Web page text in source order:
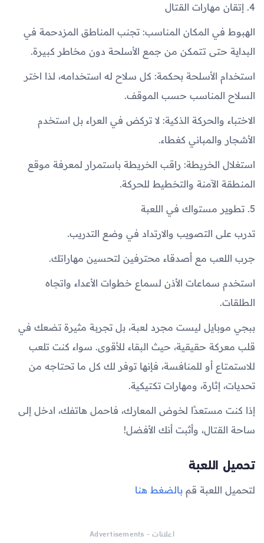
4. إتقان مهارات القتال
الهبوط في المكان المناسب: تجنب المناطق المزدحمة في
البداية حتى تتمكن من جمع الأسلحة دون مخاطر كبيرة.
استخدام الأسلحة بحكمة: كل سلاح له استخدامه، لذا اختر
السلاح المناسب حسب الموقف.
الاختباء والحركة الذكية: لا تركض في العراء بل استخدم
الأشجار والمباني كغطاء.
استغلال الخريطة: راقب الخريطة باستمرار لمعرفة موقع
المنطقة الآمنة والتخطيط للحركة.
5. تطوير مستواك في اللعبة
تدرب على التصويب والارتداد في وضع التدريب.
جرب اللعب مع أصدقاء محترفين لتحسين مهاراتك.
استخدم سماعات الأذن لسماع خطوات الأعداء واتجاه
الطلقات.
ببجي موبايل ليست مجرد لعبة، بل تجربة مثيرة تضعك في
قلب معركة حقيقية، حيث البقاء للأقوى. سواء كنت تلعب
للاستمتاع أو للمنافسة، فإنها توفر لك كل ما تحتاجه من
تحديات، إثارة، ومهارات تكتيكية.
إذا كنت مستعدًا لخوض المعارك، فاحمل هاتفك، ادخل إلى
ساحة القتال، وأثبت أنك الأفضل!
تحميل اللعبة
لتحميل اللعبة قم بالضغط هنا
اعلانات - Advertisements